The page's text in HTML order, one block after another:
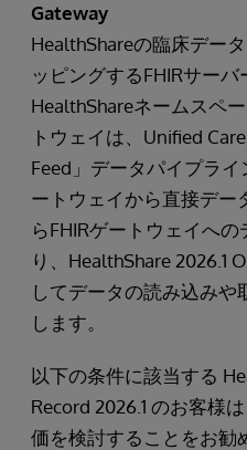
Gateway
HealthShareの臨床デー
ッピングするFHIRサー
HealthShareネームスペ
トウェイは、Unified
Feed」データパイプラ
ートウェイから直接デー
らFHIRゲートウェイへ
り、HealthShare 2026.1
してデータの読み込みや
します。
以下の条件に該当する
Record 2026.1 のお客様
価を検討することをお勧